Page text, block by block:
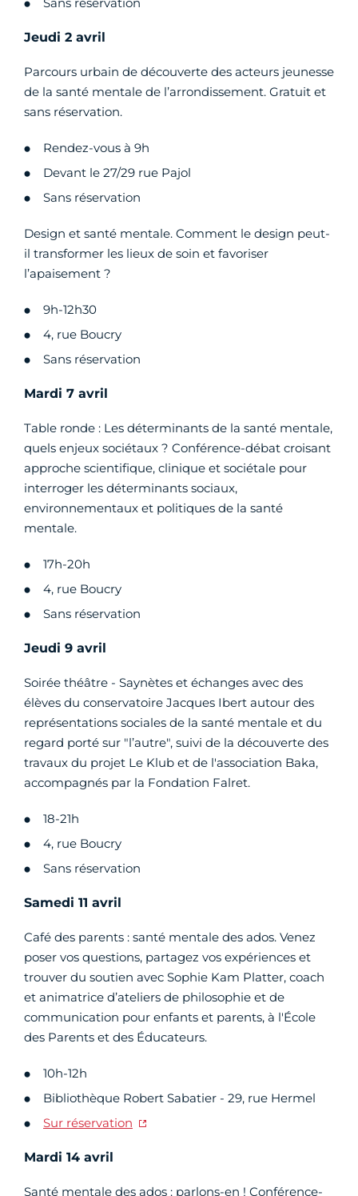
Jeudi 2 avril
Parcours urbain de découverte des acteurs jeunesse
de la santé mentale de l’arrondissement. Gratuit et
sans réservation.
Rendez-vous à 9h
Devant le 27/29 rue Pajol
Sans réservation
Design et santé mentale. Comment le design peut-
il transformer les lieux de soin et favoriser
l’apaisement ?
9h-12h30
4, rue Boucry
Sans réservation
Mardi 7 avril
Table ronde : Les déterminants de la santé mentale,
quels enjeux sociétaux ? Conférence-débat croisant
approche scientifique, clinique et sociétale pour
interroger les déterminants sociaux,
environnementaux et politiques de la santé
mentale.
17h-20h
4, rue Boucry
Sans réservation
Jeudi 9 avril
Soirée théâtre - Saynètes et échanges avec des
élèves du conservatoire Jacques Ibert autour des
représentations sociales de la santé mentale et du
regard porté sur "l’autre", suivi de la découverte des
travaux du projet Le Klub et de l'association Baka,
accompagnés par la Fondation Falret.
18-21h
4, rue Boucry
Sans réservation
Samedi 11 avril
Café des parents : santé mentale des ados. Venez
poser vos questions, partagez vos expériences et
trouver du soutien avec Sophie Kam Platter, coach
et animatrice d’ateliers de philosophie et de
communication pour enfants et parents, à l'École
des Parents et des Éducateurs.
10h-12h
Bibliothèque Robert Sabatier - 29, rue Hermel
Sur réservation
Mardi 14 avril
Santé mentale des ados : parlons-en ! Conférence-